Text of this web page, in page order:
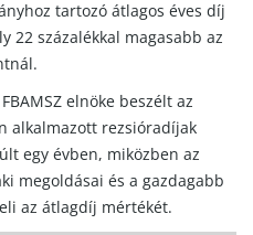
tartozó átlagos éves díj
22 százalékkal magasabb az
elnöke beszélt az
alkalmazott rezsióradíjak
egy évben, miközben az
megoldásai és a gazdagabb
az átlagdíj mértékét.